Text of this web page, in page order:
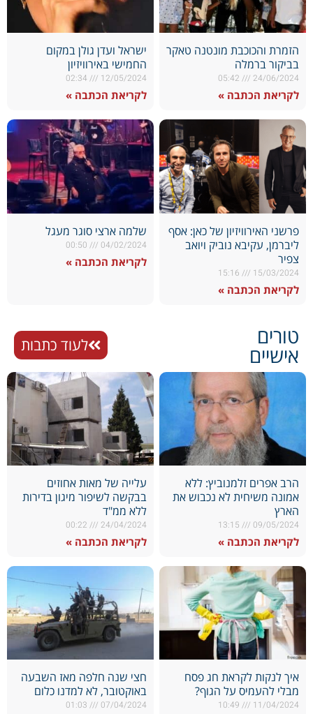
הזמרת והכוכבת מונטנה טאקר
בביקור ברמלה
24/06/2024
לקריאת הכתבה »
ישראל ועדן גולן במקום
החמישי באירוויזיון
12/05/2024
לקריאת הכתבה »
פרשני האירוויזיון של כאן: אסף
ליברמן, עקיבא נוביק ויואב
צפיר
15/03/2024
לקריאת הכתבה »
שלמה ארצי סוגר מעגל
04/02/2024
לקריאת הכתבה »
טורים
אישיים לעוד כתבות
הרב אפרים זלמנוביץ: ללא
אמונה משיחית לא נכבוש את
הארץ
09/05/2024
לקריאת הכתבה »
עלייה של מאות אחוזים
בבקשה לשיפור מיגון בדירות
ללא ממ"ד
24/04/2024
לקריאת הכתבה »
איך לנקות לקראת חג פסח
מבלי להעמיס על הגוף?
11/04/2024
חצי שנה חלפה מאז השבעה
באוקטובר, לא למדנו כלום
07/04/2024